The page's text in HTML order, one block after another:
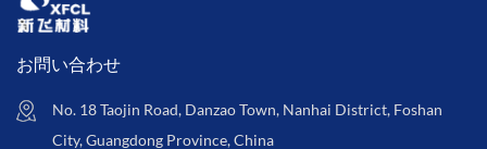
お問い合わせ
No. 18 Taojin Road, Danzao Town, Nanhai District, Foshan
City, Guangdong Province, China